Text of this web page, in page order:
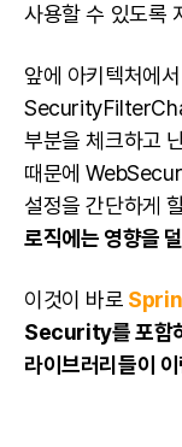
사용할 수 있도록
앞에 아키텍처에
부분을 체크하고
때문에
설정을 간단하게
로직에는 영향을
이것이 바로
Security를 포함
라이브러리들이